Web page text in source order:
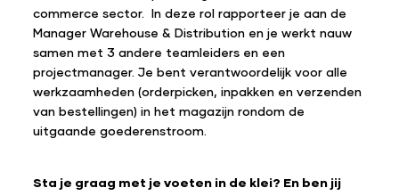
commerce sector. In deze rol rapporteer je aan de
Manager Warehouse & Distribution en je werkt nauw
samen met 3 andere teamleiders en een
projectmanager. Je bent verantwoordelijk voor alle
werkzaamheden (orderpicken, inpakken en verzenden
van bestellingen) in het magazijn rondom de
uitgaande goederenstroom.
Sta je graag met je voeten in de klei? En ben jij